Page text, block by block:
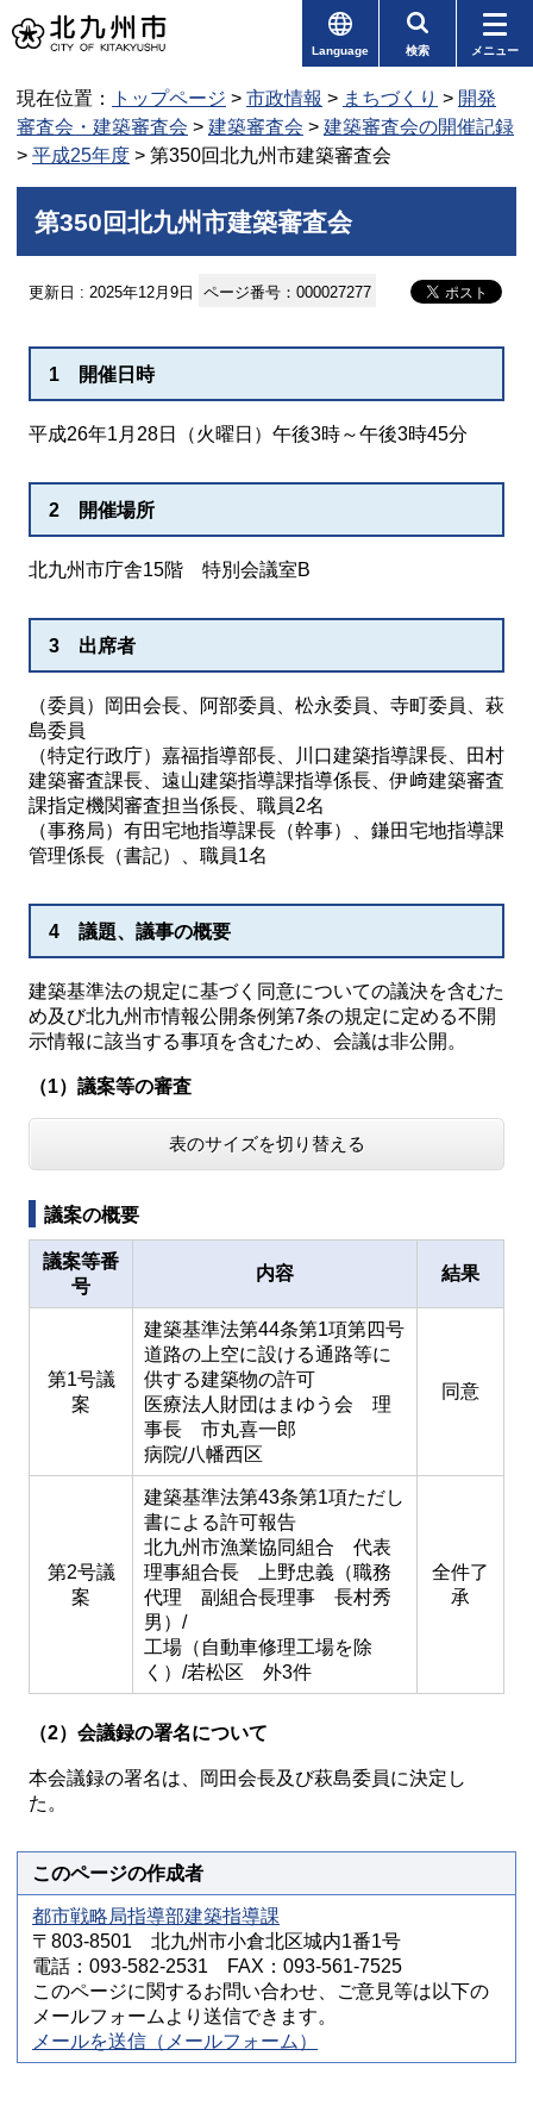
Language 検索 メニュー
現在位置： トップページ > 市政情報 > まちづくり > 開発
審査会・建築審査会 > 建築審査会 > 建築審査会の開催記録
> 平成25年度 > 第350回北九州市建築審査会
第350回北九州市建築審査会
更新日 : 2025年12月9日 ページ番号：000027277
1 開催日時
平成26年1月28日（火曜日）午後3時～午後3時45分
2 開催場所
北九州市庁舎15階 特別会議室B
3 出席者
（委員）岡田会長、阿部委員、松永委員、寺町委員、萩
島委員
（特定行政庁）嘉福指導部長、川口建築指導課長、田村
建築審査課長、遠山建築指導課指導係長、伊﨑建築審査
課指定機関審査担当係長、職員2名
（事務局）有田宅地指導課長（幹事）、鎌田宅地指導課
管理係長（書記）、職員1名
4 議題、議事の概要
建築基準法の規定に基づく同意についての議決を含むた
め及び北九州市情報公開条例第7条の規定に定める不開
示情報に該当する事項を含むため、会議は非公開。
（1）議案等の審査
表のサイズを切り替える
議案の概要
議案等番
号
内容 結果
第1号議
案
建築基準法第44条第1項第四号
道路の上空に設ける通路等に
供する建築物の許可
医療法人財団はまゆう会 理
事長 市丸喜一郎
病院/八幡西区
同意
第2号議
案
建築基準法第43条第1項ただし
書による許可報告
北九州市漁業協同組合 代表
理事組合長 上野忠義（職務
代理 副組合長理事 長村秀
男）/
工場（自動車修理工場を除
く）/若松区 外3件
全件了
承
（2）会議録の署名について
本会議録の署名は、岡田会長及び萩島委員に決定し
た。
このページの作成者
都市戦略局指導部建築指導課
〒803-8501 北九州市小倉北区城内1番1号
電話：093-582-2531 FAX：093-561-7525
このページに関するお問い合わせ、ご意見等は以下の
メールフォームより送信できます。
メールを送信（メールフォーム）